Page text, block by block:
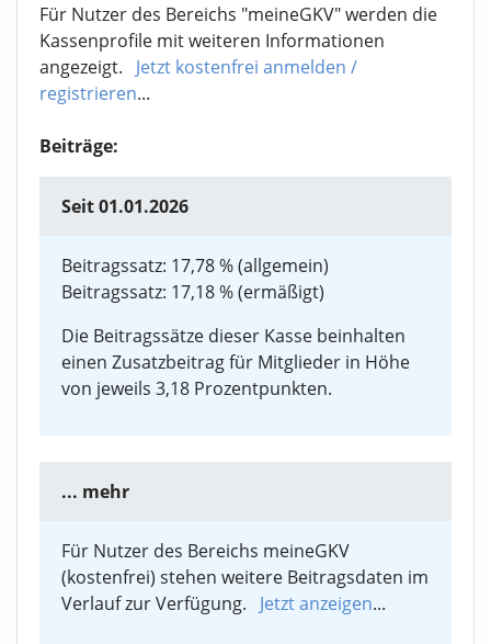
Für Nutzer des Bereichs "meineGKV" werden die
Kassenprofile mit weiteren Informationen
angezeigt.
Jetzt kostenfrei anmelden /
registrieren...
Beiträge:
Seit 01.01.2026
Beitragssatz: 17,78 % (allgemein)
Beitragssatz: 17,18 % (ermäßigt)
Die Beitragssätze dieser Kasse beinhalten
einen Zusatzbeitrag für Mitglieder in Höhe
von jeweils 3,18 Prozentpunkten.
... mehr
Für Nutzer des Bereichs meineGKV
(kostenfrei) stehen weitere Beitragsdaten im
Verlauf zur Verfügung.
Jetzt anzeigen...